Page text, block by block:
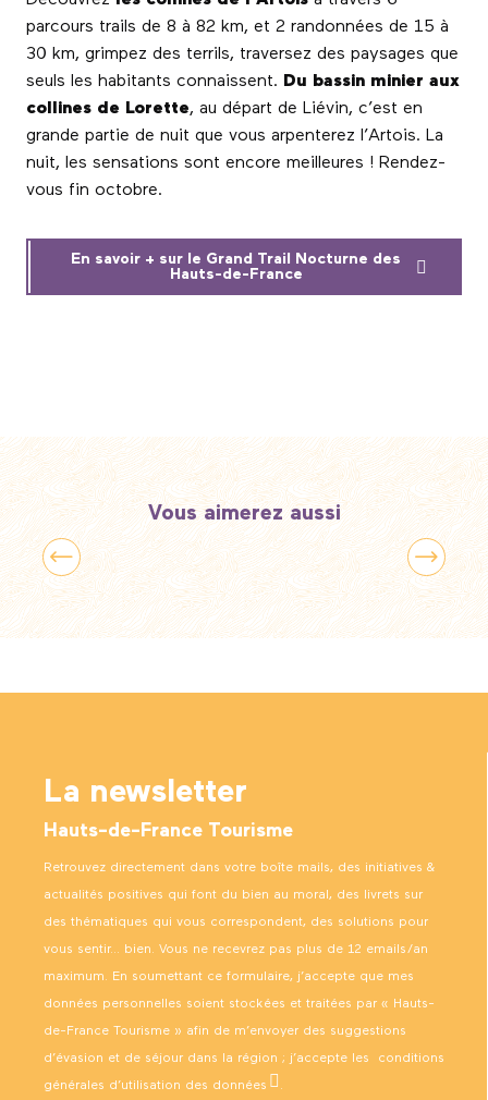
parcours trails de 8 à 82 km, et 2 randonnées de 15 à
30 km, grimpez des terrils, traversez des paysages que
seuls les habitants connaissent. Du bassin minier aux
collines de Lorette, au départ de Liévin, c’est en
grande partie de nuit que vous arpenterez l’Artois. La
nuit, les sensations sont encore meilleures ! Rendez-
vous fin octobre.
En savoir + sur le Grand Trail Nocturne des
Hauts-de-France
Vous aimerez aussi
Evasion douce
La newsletter
Hauts-de-France Tourisme
Retrouvez directement dans votre boîte mails, des initiatives &
actualités positives qui font du bien au moral, des livrets sur
des thématiques qui vous correspondent, des solutions pour
vous sentir… bien. Vous ne recevrez pas plus de 12 emails/an
maximum. En soumettant ce formulaire, j’accepte que mes
données personnelles soient stockées et traitées par « Hauts-
de-France Tourisme » afin de m’envoyer des suggestions
d’évasion et de séjour dans la région ; j’accepte les conditions
générales d’utilisation des données .